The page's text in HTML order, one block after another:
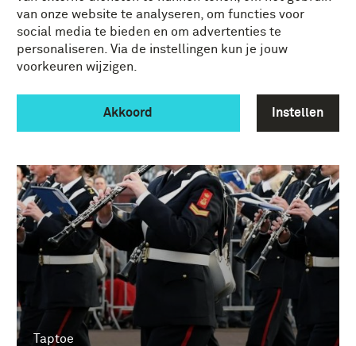
van onze website te analyseren, om functies voor
social media te bieden en om advertenties te
personaliseren. Via de instellingen kun je jouw
voorkeuren wijzigen.
Akkoord Instellen
Daar zit muziek in
Taptoe